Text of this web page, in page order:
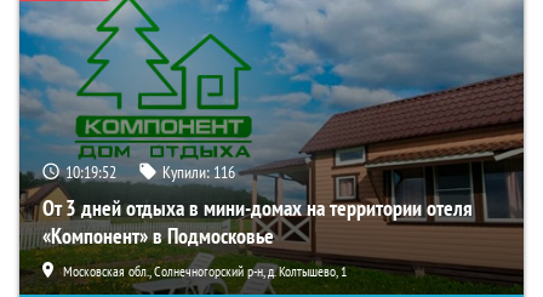
10:19:50 Купили: 116
От 3 дней отдыха в мини-домах на территории отеля
«Компонент» в Подмосковье
Московская обл., Солнечногорский р-н, д. Колтышево, 1